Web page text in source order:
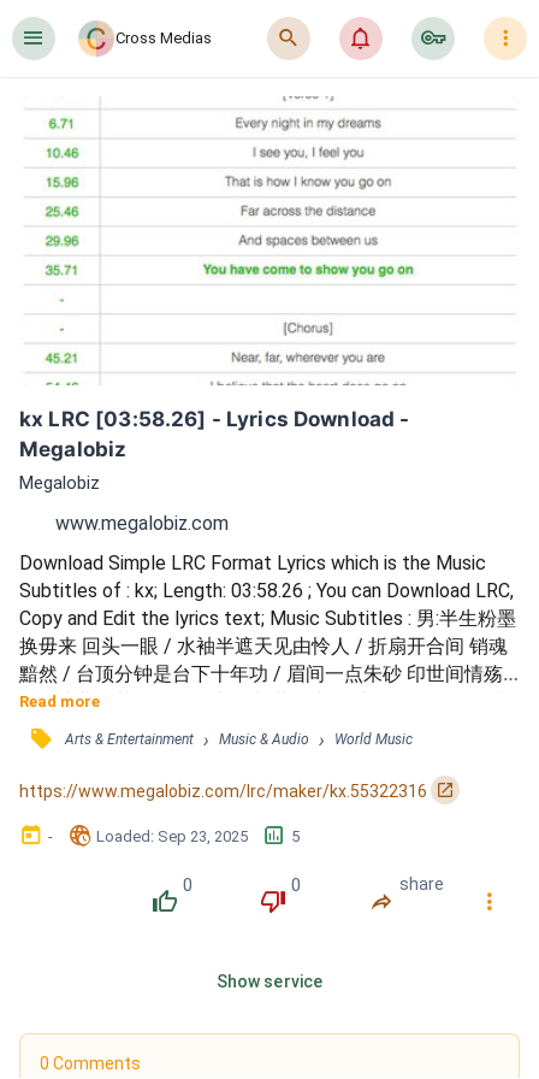
󰍜 Cross Medias 󰍉 󰂜 󰷖 󰇙
kx LRC [03:58.26] - Lyrics Download -
Megalobiz
Megalobiz
www.megalobiz.com
Download Simple LRC Format Lyrics which is the Music
Subtitles of : kx; Length: 03:58.26 ; You can Download LRC,
Copy and Edit the lyrics text; Music Subtitles : 男:半生粉墨
换毋来 回头一眼 / 水袖半遮天见由怜人 / 折扇开合间 销魂
黯然 / 台顶分钟是台下十年功 / 眉间一点朱砂 印世间情殇
人 / 戏幕起落 春尽催红颜 / 朝暮付出 换来匆匆行人 / 听弦
断 尽了缘苦楚在心中 / 女:抬头望眼间 已是白发苍苍 / 莫叹
良人只有梦中人 / 抬头望眼间 身影只有过路人 / 一生个心
血 换来眼泪两行 / 男:眉间一点朱砂 印世间情殇人 / 戏幕起
Read more
󰓹 Arts & Entertainment › Music & Audio › World Music
https://www.megalobiz.com/lrc/maker/kx.55322316 󰏌
󰃶 - 󱉊 Loaded: Sep 23, 2025 󱕎 5
󰔔
0
󰔒
0
󰤲
share
󰇙
Show service
0 Comments